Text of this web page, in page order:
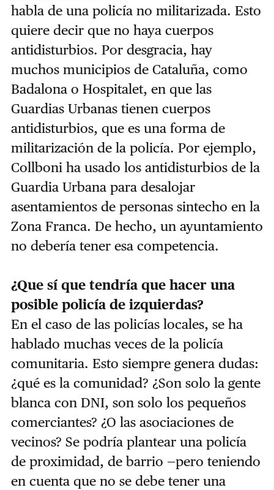
habla de una policía no militarizada. Esto
quiere decir que no haya cuerpos
antidisturbios. Por desgracia, hay
muchos municipios de Cataluña, como
Badalona o Hospitalet, en que las
Guardias Urbanas tienen cuerpos
antidisturbios, que es una forma de
militarización de la policía. Por ejemplo,
Collboni ha usado los antidisturbios de la
Guardia Urbana para desalojar
asentamientos de personas sintecho en la
Zona Franca. De hecho, un ayuntamiento
no debería tener esa competencia.
¿Que sí que tendría que hacer una
posible policía de izquierdas?
En el caso de las policías locales, se ha
hablado muchas veces de la policía
comunitaria. Esto siempre genera dudas:
¿qué es la comunidad? ¿Son solo la gente
blanca con DNI, son solo los pequeños
comerciantes? ¿O las asociaciones de
vecinos? Se podría plantear una policía
de proximidad, de barrio —pero teniendo
en cuenta que no se debe tener una